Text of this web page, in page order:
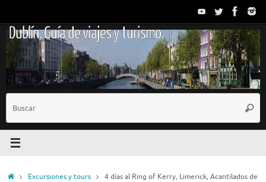
contenido
Dublín. Guía de viajes y turismo.
InicioExcursiones y tours
4 días al Ring of Kerry, Limerick, Acantilados de